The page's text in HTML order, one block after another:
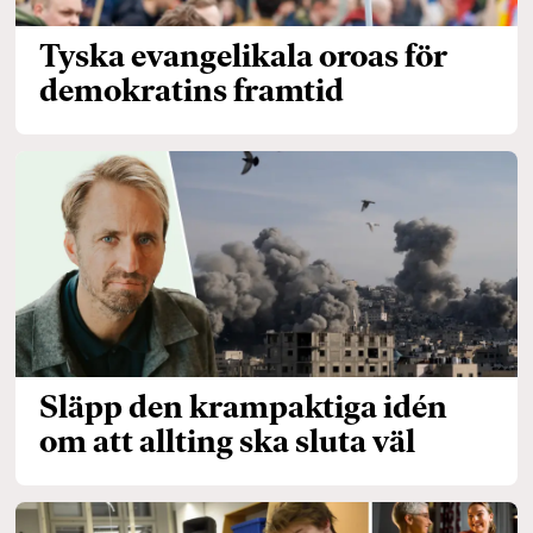
Tyska evangelikala oroas för
demokratins framtid
Släpp den krampaktiga idén
om att allting ska sluta väl